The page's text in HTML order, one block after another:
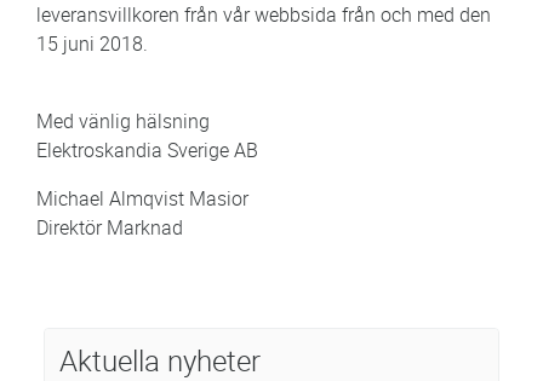
leveransvillkoren från vår webbsida från och med den
15 juni 2018.
Med vänlig hälsning
Elektroskandia Sverige AB
Michael Almqvist Masior
Direktör Marknad
Aktuella nyheter